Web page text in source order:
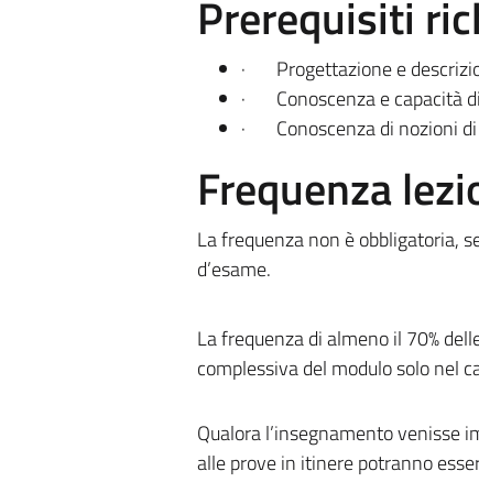
Prerequisiti
·
Progettazione e
·
Conoscenza e capacità
·
Conoscenza di nozioni
Frequenza
La frequenza non è obbligatoria,
d’esame.
La frequenza di almeno il 70%
complessiva del modulo solo nel
Qualora l’insegnamento venisse
alle prove in itinere potranno